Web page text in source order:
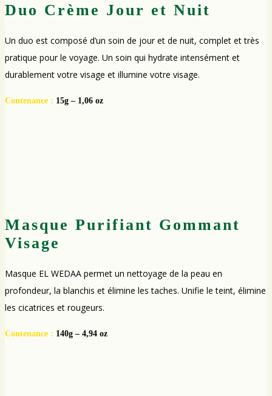
Duo Crème Jour et Nuit
Un duo est composé d’un soin de jour et de nuit, complet et très
pratique pour le voyage. Un soin qui hydrate intensément et
durablement votre visage et illumine votre visage.
Contenance : 15g – 1,06 oz
Masque Purifiant Gommant
Visage
Masque EL WEDAA permet un nettoyage de la peau en
profondeur, la blanchis et élimine les taches. Unifie le teint, élimine
les cicatrices et rougeurs.
Contenance : 140g – 4,94 oz